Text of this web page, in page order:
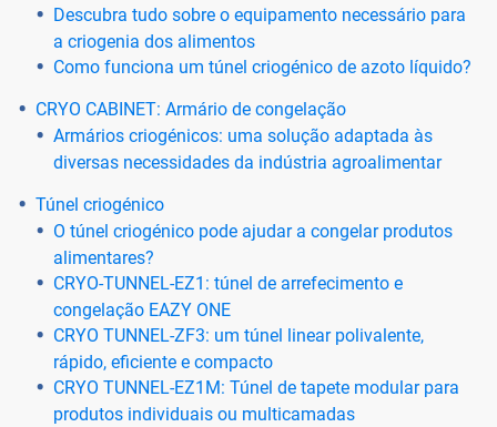
Descubra tudo sobre o equipamento necessário para
a criogenia dos alimentos
Como funciona um túnel criogénico de azoto líquido?
CRYO CABINET: Armário de congelação
Armários criogénicos: uma solução adaptada às
diversas necessidades da indústria agroalimentar
Túnel criogénico
O túnel criogénico pode ajudar a congelar produtos
alimentares?
CRYO-TUNNEL-EZ1: túnel de arrefecimento e
congelação EAZY ONE
CRYO TUNNEL-ZF3: um túnel linear polivalente,
rápido, eficiente e compacto
CRYO TUNNEL-EZ1M: Túnel de tapete modular para
produtos individuais ou multicamadas